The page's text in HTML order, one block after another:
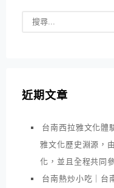
近期文章
台南西拉雅文化體
雅文化歷史淵源，
化，並且全程共同
台南熱炒小吃｜台